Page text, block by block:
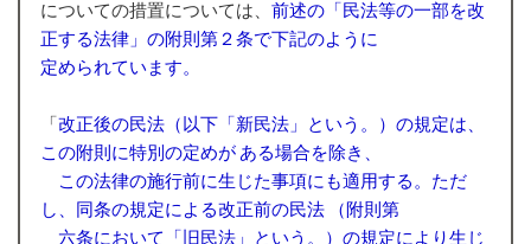
についての措置については、 前述の「民法等の一部を改
正する法律」の附則第２条で下記のように
定められています。
「改正後の民法（以下「新民法」という。）の規定は、
この附則に特別の定めが ある場合を除き、
この法律の施行前に生じた事項にも適用する。ただ
し、同条の規定による改正前の民法 （附則第
六条において「旧民法」という。）の規定により生じ